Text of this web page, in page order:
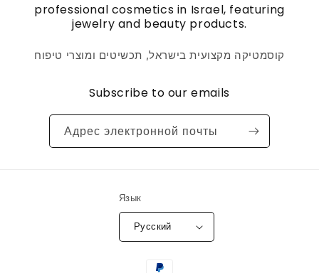
professional cosmetics in Israel, featuring
jewelry and beauty products.
קוסמטיקה מקצועית בישראל, תכשיטים ומוצרי טיפוח
Subscribe to our emails
Адрес электронной почты
Язык
Русский
Способы